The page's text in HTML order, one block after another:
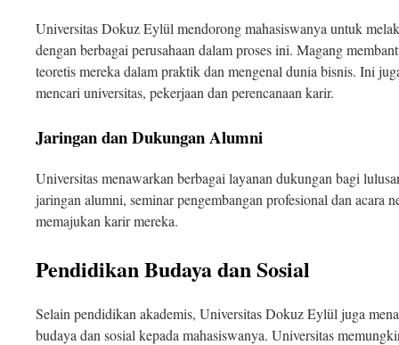
Universitas Dokuz Eylül mendorong mahasiswanya untuk
dengan berbagai perusahaan dalam proses ini. Magang
teoretis mereka dalam praktik dan mengenal dunia bisnis. Ini
mencari universitas, pekerjaan dan perencanaan karir.
Jaringan dan Dukungan Alumni
Universitas menawarkan berbagai layanan dukungan bagi
jaringan alumni, seminar pengembangan profesional dan acara
memajukan karir mereka.
Pendidikan Budaya dan Sosial
Selain pendidikan akademis, Universitas Dokuz Eylül juga
budaya dan sosial kepada mahasiswanya. Universitas